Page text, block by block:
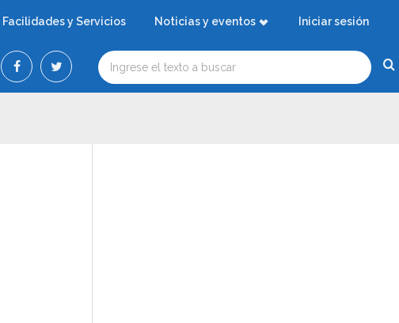
Facilidades y Servicios Noticias y eventos Iniciar sesión